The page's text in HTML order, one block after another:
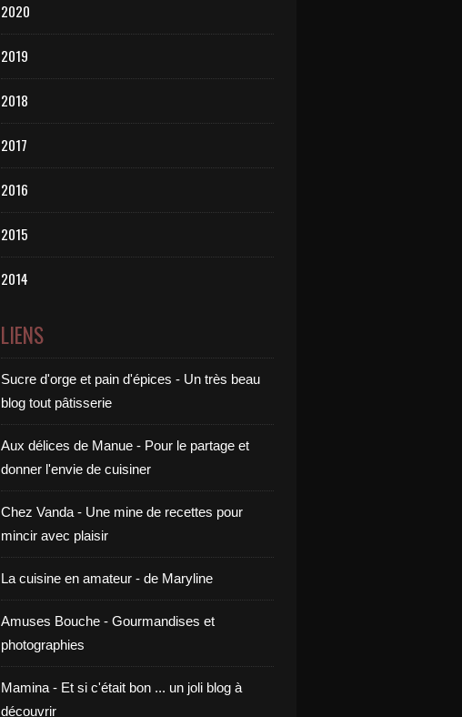
2020
2019
2018
2017
2016
2015
2014
LIENS
Sucre d'orge et pain d'épices - Un très beau
blog tout pâtisserie
Aux délices de Manue - Pour le partage et
donner l'envie de cuisiner
Chez Vanda - Une mine de recettes pour
mincir avec plaisir
La cuisine en amateur - de Maryline
Amuses Bouche - Gourmandises et
photographies
Mamina - Et si c'était bon ... un joli blog à
découvrir